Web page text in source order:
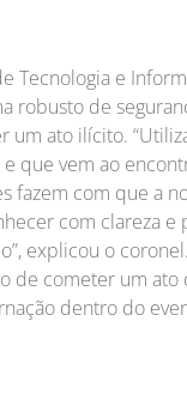
Tecnologia e
robusto de
ato ilícito.
que vem ao
fazem com que a
com clareza e
explicou o
de cometer um
dentro do